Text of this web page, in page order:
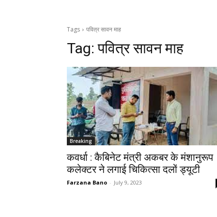
Tags पवित्र सावन माह
Tag:पवित्र सावन माह
Breaking
कवर्धा : कैबिनेट मंत्री अकबर के मंशानुरूप
कलेक्टर ने लगाई चिकित्सा दलों ड्यूटी
Farzana Bano - July 9, 2023